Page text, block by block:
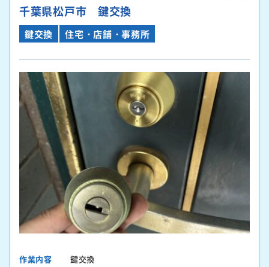
千葉県松戸市 鍵交換
鍵交換 住宅・店舗・事務所
作業内容
鍵交換